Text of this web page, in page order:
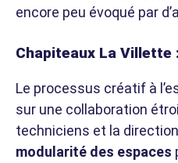
encore peu évoqué par
Chapiteaux La
Le processus créatif à
sur une collaboration
techniciens et la
modularité des espaces